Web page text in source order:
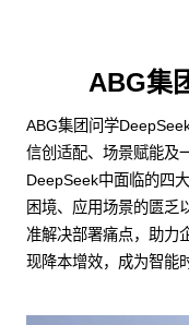
ABG集
ABG集团问学
信创适配、场景赋能及
DeepSeek中面临的四
困境、应用场景的匮乏
准解决部署痛点，助力
现降本增效，成为智能